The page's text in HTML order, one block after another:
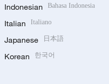
Indonesian Bahasa Indonesia
Italian Italiano
Japanese 日本語
Korean 한국어